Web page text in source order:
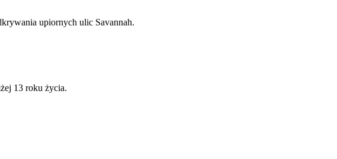
upiornych ulic Savannah.
13 roku życia.